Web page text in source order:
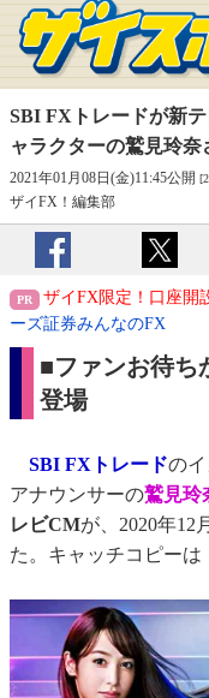
SBI FXトレードが新
ャラクターの鷲見玲奈
2021年01月08日(金)11:45公開
ザイFX！編集部
ザイFX限定！口座開
ーズ証券みんなのFX
■ファンお待ち
登場
SBI FXトレードの
アナウンサーの鷲見玲
レビCMが、2020年12
た。キャッチコピーは